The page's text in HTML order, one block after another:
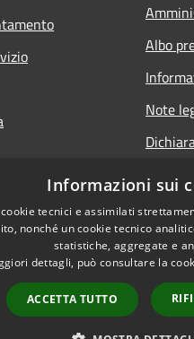
Albo
Note
Informazioni sui
tecnici e assimilati
nonché un cookie tecnico
statistiche, aggregate e
dettagli, può consultare la
ACCETTA TUTTO